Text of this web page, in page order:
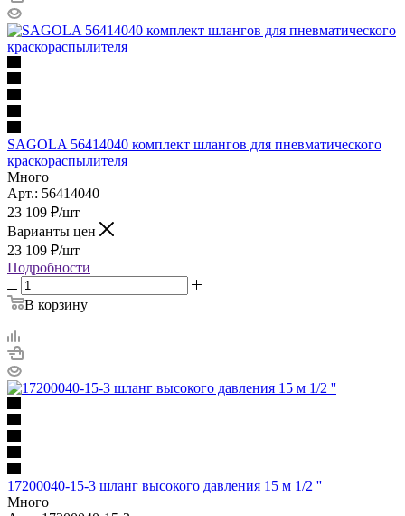
SAGOLA 56414040 комплект шлангов для пневматического
краскораспылителя
Много
Арт.: 56414040
23 109 ₽/шт
Варианты цен
23 109 ₽/шт
Подробности
В корзину
17200040-15-3 шланг высокого давления 15 м 1/2 ''
Много